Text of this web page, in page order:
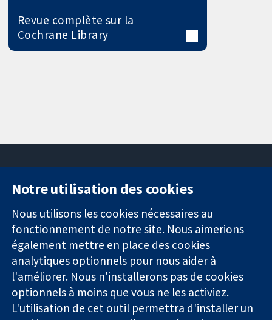
Revue complète sur la
Cochrane Library
Des données
probantes.
Des décisions
éclairées.
Une meilleure
santé.
11-13 Cavendish
Square
Londres
W1G0AN
Royaume-Uni
nous
Actualités
Service de
presse
Qui sommes-
nous
Offres
d'emploi
Notre utilisation des cookies
Nous utilisons les cookies nécessaires au
fonctionnement de notre site. Nous aimerions
également mettre en place des cookies
analytiques optionnels pour nous aider à
l'améliorer. Nous n'installerons pas de cookies
optionnels à moins que vous ne les activiez.
L'utilisation de cet outil permettra d'installer un